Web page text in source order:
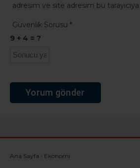
adresim ve site adresim bu
Güvenlik Sorusu *
9 + 4 = ?
Ana Sayfa › Ekonomi